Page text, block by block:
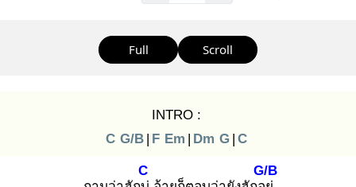
Full Scroll
INTRO :
C G/B | F Em | Dm G | C
C
G/B